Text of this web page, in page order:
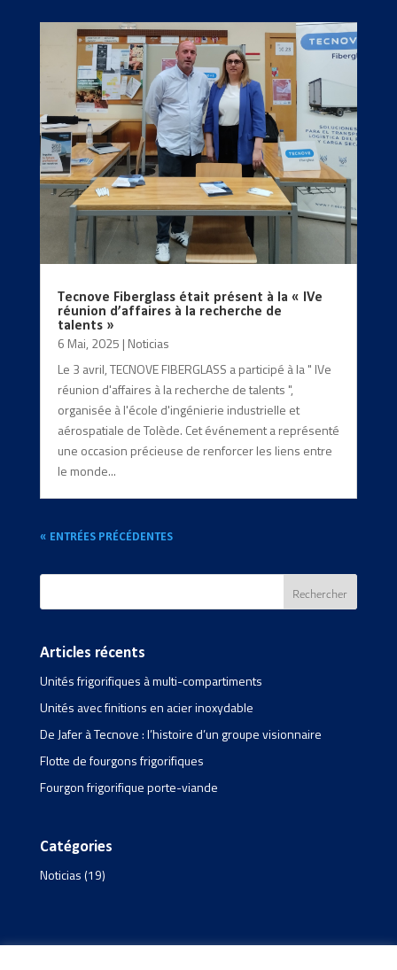
Tecnove Fiberglass était présent à la « IVe
réunion d’affaires à la recherche de
talents »
6 Mai, 2025 | Noticias
Le 3 avril, TECNOVE FIBERGLASS a participé à la " IVe
réunion d'affaires à la recherche de talents ",
organisée à l'école d'ingénierie industrielle et
aérospatiale de Tolède. Cet événement a représenté
une occasion précieuse de renforcer les liens entre
le monde...
« ENTRÉES PRÉCÉDENTES
Articles récents
Unités frigorifiques à multi-compartiments
Unités avec finitions en acier inoxydable
De Jafer à Tecnove : l’histoire d’un groupe visionnaire
Flotte de fourgons frigorifiques
Fourgon frigorifique porte-viande
Catégories
Noticias(19)